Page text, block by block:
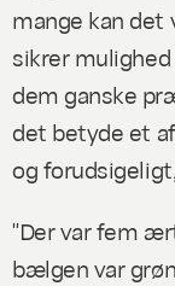
mange kan
sikrer
dem ganske
det betyde et
og
"Der var fem
bælgen var